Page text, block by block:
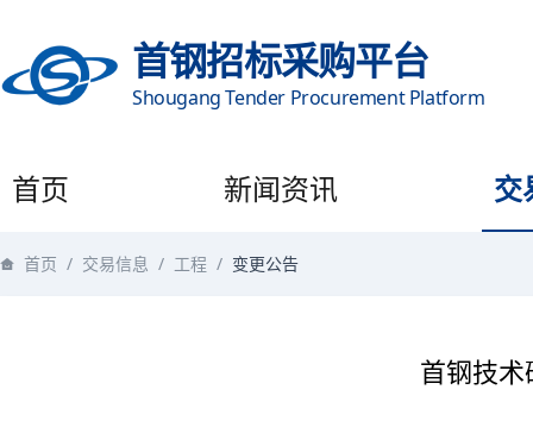
首钢招标采购平台
Shougang Tender Procurement Platform
首页 新闻资讯 交
首页 / 交易信息 / 工程 / 变更公告
首钢技